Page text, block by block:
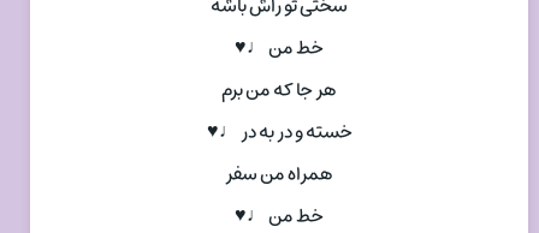
خط من ♩♥
هر جا که من برم
خسته و در به در ♩♥
همراه من سفر
خط من ♩♥